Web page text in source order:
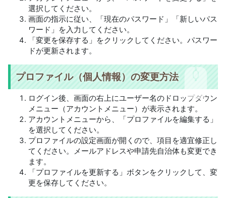
選択してください。
画面の指示に従い、「現在のパスワード」「新しいパス
ワード」を入力してください。
「変更を保存する」をクリックしてください。パスワー
ドが更新されます。
プロファイル（個人情報）の変更方法
ログイン後、画面の右上にユーザー名のドロップダウン
メニュー（アカウントメニュー）が表示されます。
アカウントメニューから、「プロファイルを編集する」
を選択してください。
プロファイルの設定画面が開くので、項目を適宜修正し
てください。メールアドレスや申請先自治体も変更でき
ます。
「プロファイルを更新する」ボタンをクリックして、変
更を保存してください。